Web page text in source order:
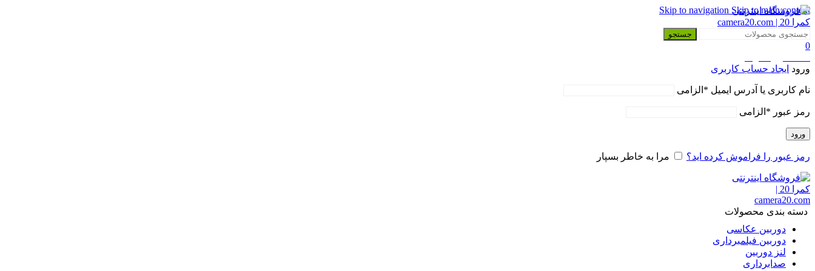
Skip to navigation Skip to main content
جستجو
0
ورود ایجاد حساب کاربری
نام کاربری یا آدرس ایمیل * الزامی
رمز عبور * الزامی
ورود
رمز عبور را فراموش کرده اید؟ مرا به خاطر بسپار
دسته بندی محصولات
دوربین عکاسی
دوربین فیلمبرداری
لنز دوربین
صدابرداری